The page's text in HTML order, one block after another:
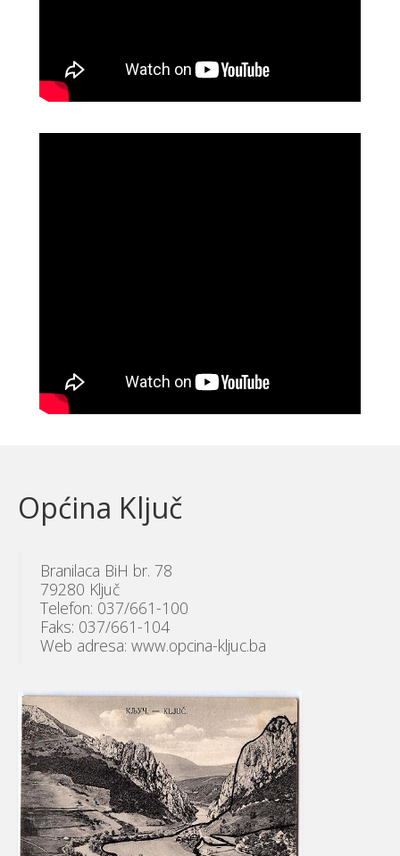
Općina Ključ
Branilaca BiH br. 78
79280 Ključ
Telefon: 037/661-100
Faks: 037/661-104
Web adresa: www.opcina-kljuc.ba